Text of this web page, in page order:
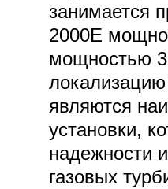
занимается
2000E
мощностью
являются
установки,
надежности
газовых